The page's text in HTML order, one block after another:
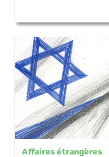
Affaires étrangères